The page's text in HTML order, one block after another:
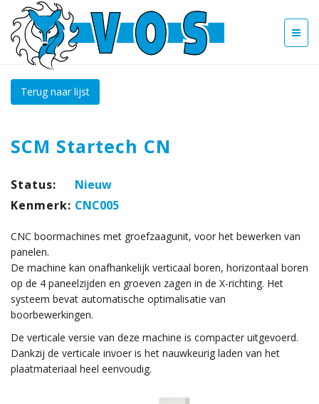
Terug naar lijst
SCM Startech CN
Status:
Nieuw
Kenmerk: CNC005
CNC boormachines met groefzaagunit, voor het bewerken van
panelen.
De machine kan onafhankelijk verticaal boren, horizontaal boren
op de 4 paneelzijden en groeven zagen in de X-richting. Het
systeem bevat automatische optimalisatie van
boorbewerkingen.
De verticale versie van deze machine is compacter uitgevoerd.
Dankzij de verticale invoer is het nauwkeurig laden van het
plaatmateriaal heel eenvoudig.